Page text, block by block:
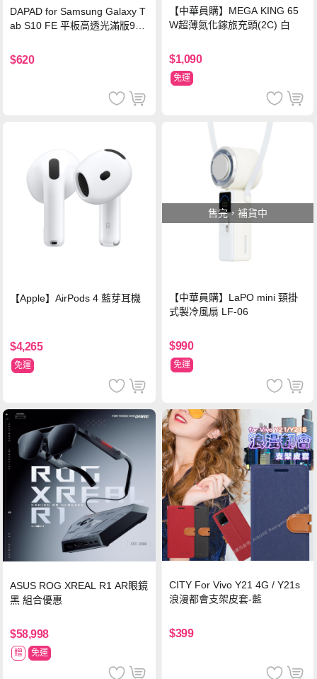
DAPAD for Samsung Galaxy T
ab S10 FE 平板高透光滿版9H
$620
【中華員購】MEGA KING 65
W超薄氮化鎵旅充頭(2C) 白
$1,090
免運
【Apple】AirPods 4 藍芽耳機
$4,265
免運
售完，補貨中
【中華員購】LaPO mini 頸掛
式製冷風扇 LF-06
$990
免運
ASUS ROG XREAL R1 AR眼鏡
黑 組合優惠
$58,998
贈 免運
CITY For Vivo Y21 4G / Y21s
浪漫都會支架皮套-藍
$399